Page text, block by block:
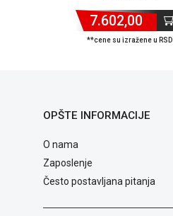
7.602,00
**cene su izražene u RSD
OPŠTE INFORMACIJE
O nama
Zaposlenje
Često postavljana pitanja